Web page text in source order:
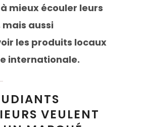
mieux écouler leurs
aussi
les produits locaux
internationale.
VEULENT